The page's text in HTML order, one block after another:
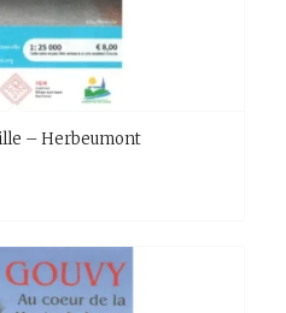
– Herbeumont